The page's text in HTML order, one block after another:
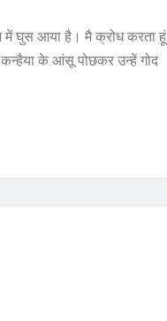
में घुस आया है। मै क्रोध करता हूं
के आंसू पोछकर उन्हें गोद